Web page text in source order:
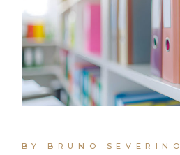
BY BRUNO SEVERINO